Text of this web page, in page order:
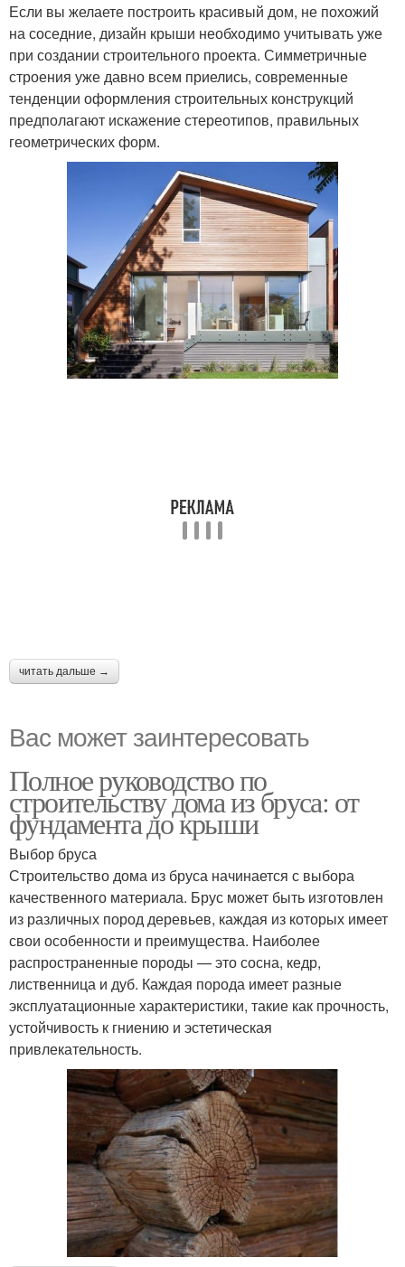
Если вы желаете построить красивый дом, не похожий
на соседние, дизайн крыши необходимо учитывать уже
при создании строительного проекта. Симметричные
строения уже давно всем приелись, современные
тенденции оформления строительных конструкций
предполагают искажение стереотипов, правильных
геометрических форм.
читать дальше →
Вас может заинтересовать
Полное руководство по
строительству дома из бруса: от
фундамента до крыши
Выбор бруса
Строительство дома из бруса начинается с выбора
качественного материала. Брус может быть изготовлен
из различных пород деревьев, каждая из которых имеет
свои особенности и преимущества. Наиболее
распространенные породы — это сосна, кедр,
лиственница и дуб. Каждая порода имеет разные
эксплуатационные характеристики, такие как прочность,
устойчивость к гниению и эстетическая
привлекательность.